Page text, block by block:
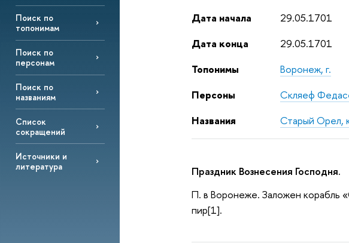
Поиск по
топонимам
Поиск по
персонам
Поиск по
названиям
Список
сокращений
Источники и
литература
Дата начала
29.05.1701
Дата конца
29.05.1701
Топонимы
Воронеж, г.
Персоны
Скляеф
Названия
Старый Орел,
Праздник Вознесения Господня.
П. в Воронеже. Заложен корабль
пир[1].